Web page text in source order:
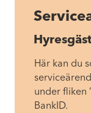
Hyresgäst
Här kan du
under fliken
BankID.